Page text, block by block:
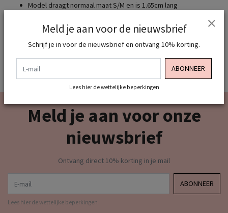
Model draagt normaal maat S/M en is 1.65cm lang
Zie je al die leuke schoenen , tassen en riemen ? Ook dit shop je
allemaal bij ons dus shop jou complete look van top tot teen!
Meld je aan voor onze
nieuwsbrief
Ontvang direct 10% korting in je mail
ABONNEER
Lees hier de wettelijke beperkingen
Meld je aan voor de nieuwsbrief
Schrijf je in voor de nieuwsbrief en ontvang 10% korting.
ABONNEER
Lees hier de wettelijke beperkingen